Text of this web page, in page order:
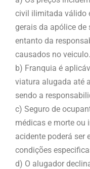
civil ilimitada válido
gerais da apólice de
entanto da
causados no veiculo.
b) Franquia é
viatura alugada até
sendo a
c) Seguro de
médicas e morte ou
acidente poderá ser
condições
d) O alugador